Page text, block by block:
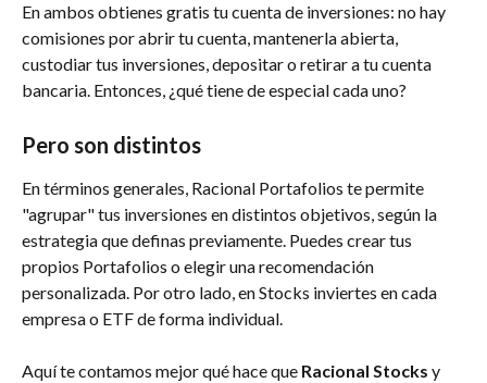
En ambos obtienes gratis tu cuenta de inversiones: no hay
comisiones por abrir tu cuenta, mantenerla abierta,
custodiar tus inversiones, depositar o retirar a tu cuenta
bancaria. Entonces, ¿qué tiene de especial cada uno?
Pero son distintos
En términos generales, Racional Portafolios te permite
"agrupar" tus inversiones en distintos objetivos, según la
estrategia que definas previamente. Puedes crear tus
propios Portafolios o elegir una recomendación
personalizada. Por otro lado, en Stocks inviertes en cada
empresa o ETF de forma individual.
Aquí te contamos mejor qué hace que Racional Stocks y